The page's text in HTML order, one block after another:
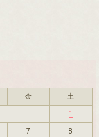
金 土
1
7 8